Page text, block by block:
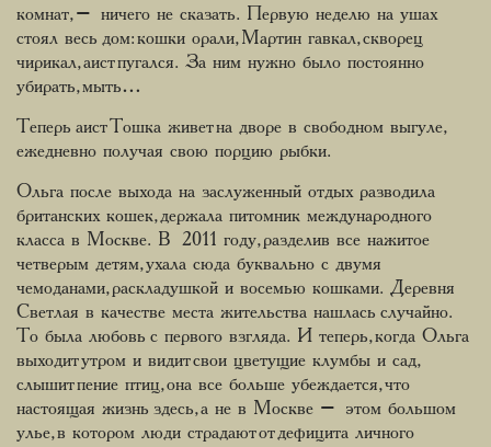
комнат, – ничего не сказать. Первую неделю на ушах
стоял весь дом: кошки орали, Мартин гавкал, скворец
чирикал, аист пугался. За ним нужно было постоянно
убирать, мыть…
Теперь аист Тошка живет на дворе в свободном выгуле,
ежедневно получая свою порцию рыбки.
Ольга после выхода на заслуженный отдых разводила
британских кошек, держала питомник международного
класса в Москве. В 2011 году, разделив все нажитое
четверым детям, ухала сюда буквально с двумя
чемоданами, раскладушкой и восемью кошками. Деревня
Светлая в качестве места жительства нашлась случайно.
То была любовь с первого взгляда. И теперь, когда Ольга
выходит утром и видит свои цветущие клумбы и сад,
слышит пение птиц, она все больше убеждается, что
настоящая жизнь здесь, а не в Москве – этом большом
улье, в котором люди страдают от дефицита личного